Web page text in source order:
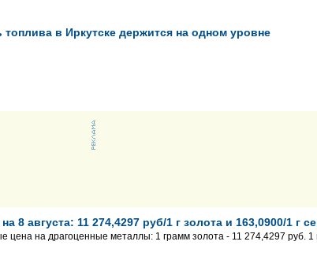
в Иркутске держится на одном уровне
августа: 11 274,4297 руб/1 г золота и 163,0900/1 г
цена на драгоценные металлы: 1 грамм золота - 11 274,4297 руб. 1